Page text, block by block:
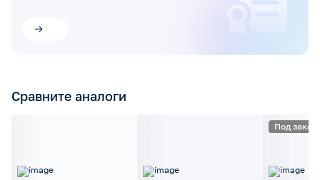
Сравните аналоги
Под заказ